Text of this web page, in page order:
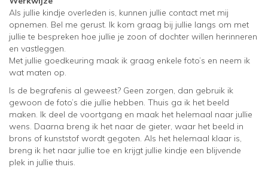
Als jullie kindje overleden is, kunnen jullie contact met mij
opnemen. Bel me gerust. Ik kom graag bij jullie langs om met
jullie te bespreken hoe jullie je zoon of dochter willen herinneren
en vastleggen.
Met jullie goedkeuring maak ik graag enkele foto’s en neem ik
wat maten op.
Is de begrafenis al geweest? Geen zorgen, dan gebruik ik
gewoon de foto’s die jullie hebben. Thuis ga ik het beeld
maken. Ik deel de voortgang en maak het helemaal naar jullie
wens. Daarna breng ik het naar de gieter, waar het beeld in
brons of kunststof wordt gegoten. Als het helemaal klaar is,
breng ik het naar jullie toe en krijgt jullie kindje een blijvende
plek in jullie thuis.